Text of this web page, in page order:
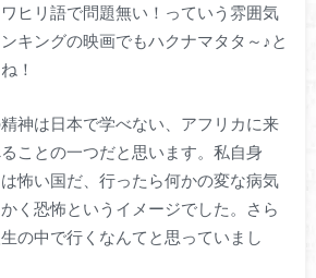
ヒリ語で問題無い！っていう雰囲気
キングの映画でもハクナマタタ～♪と
！
神は日本で学べない、アフリカに来
ことの一つだと思います。私自身
怖い国だ、行ったら何かの変な病気
く恐怖というイメージでした。さら
の中で行くなんてと思っていまし